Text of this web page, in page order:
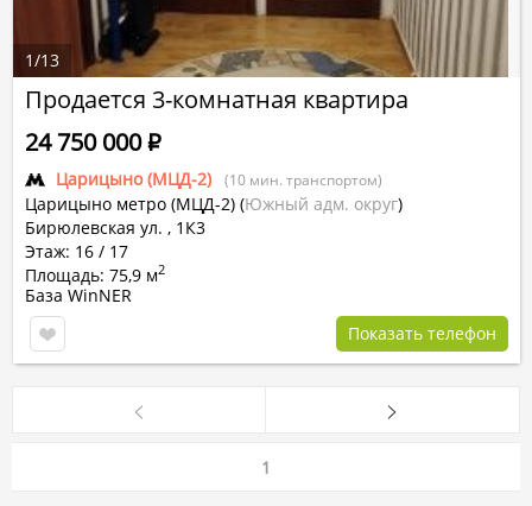
Продается 3-комнатная квартира
Царицыно (МЦД-2) (10 мин. транспортом)
Царицыно метро (МЦД-2) (Южный адм. округ)
Бирюлевская ул. , 1К3
Этаж: 16 / 17
Площадь: 75,9 м2
24 750 000Р
База WinNER
Показать телефон
1/13
1